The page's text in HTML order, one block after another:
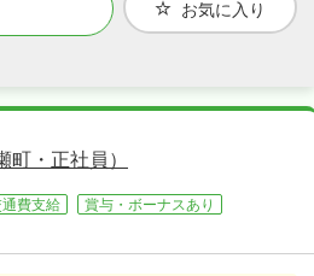
お気に入り
・正社員）
費支給
賞与・ボーナスあり